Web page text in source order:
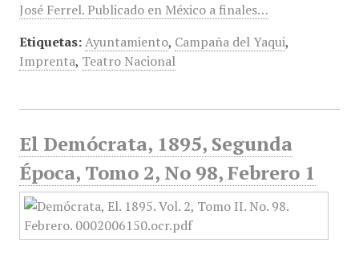
José Ferrel. Publicado en México a finales…
Etiquetas: Ayuntamiento, Campaña del Yaqui,
Imprenta, Teatro Nacional
El Demócrata, 1895, Segunda
Época, Tomo 2, No 98, Febrero 1